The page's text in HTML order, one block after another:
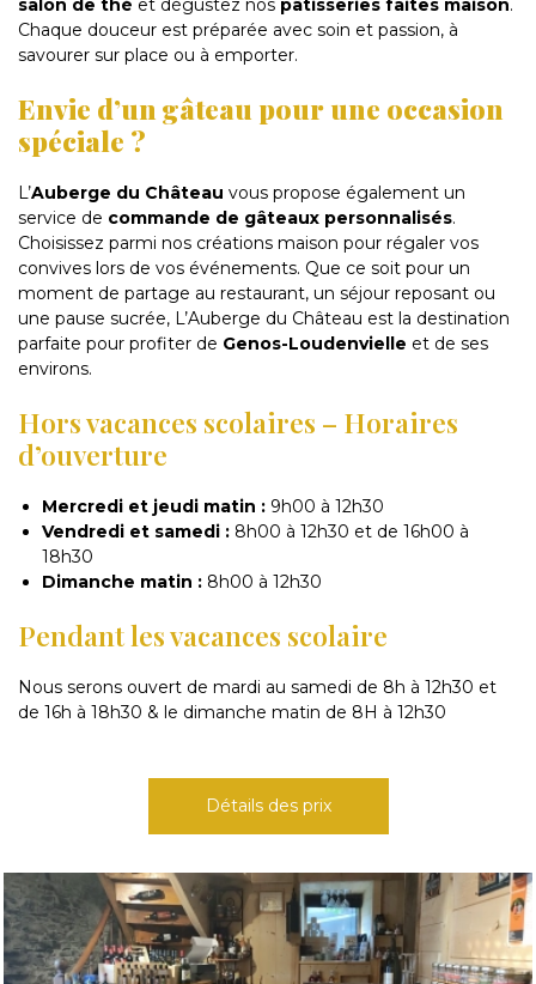
salon de thé et dégustez nos pâtisseries faites maison.
Chaque douceur est préparée avec soin et passion, à
savourer sur place ou à emporter.
Envie d’un gâteau pour une occasion
spéciale ?
L’Auberge du Château vous propose également un
service de commande de gâteaux personnalisés.
Choisissez parmi nos créations maison pour régaler vos
convives lors de vos événements. Que ce soit pour un
moment de partage au restaurant, un séjour reposant ou
une pause sucrée, L’Auberge du Château est la destination
parfaite pour profiter de Genos-Loudenvielle et de ses
environs.
Hors vacances scolaires – Horaires
d’ouverture
Mercredi et jeudi matin : 9h00 à 12h30
Vendredi et samedi : 8h00 à 12h30 et de 16h00 à
18h30
Dimanche matin : 8h00 à 12h30
Pendant les vacances scolaire
Nous serons ouvert de mardi au samedi de 8h à 12h30 et
de 16h à 18h30 & le dimanche matin de 8H à 12h30
Détails des prix